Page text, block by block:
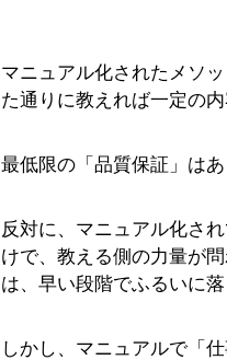
マニュアル化されたメソ
た通りに教えれば一定の
最低限の「品質保証」は
反対に、マニュアル化さ
けで、教える側の力量が
は、早い段階でふるいに落
しかし、マニュアルで「